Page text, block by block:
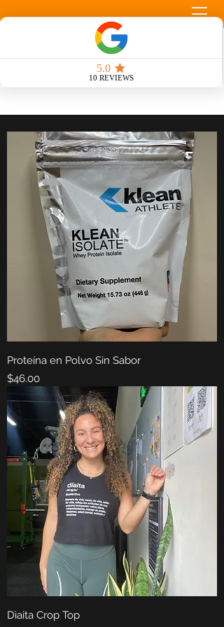
Llamada Gratuita
Proteína en Polvo Sin Sabor
Precio
$46.00
Dìaita Crop Top